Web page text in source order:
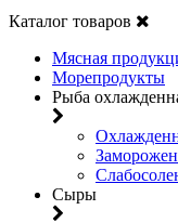
Каталог товаров
Мясная
Морепродукты
Рыба
Сыры